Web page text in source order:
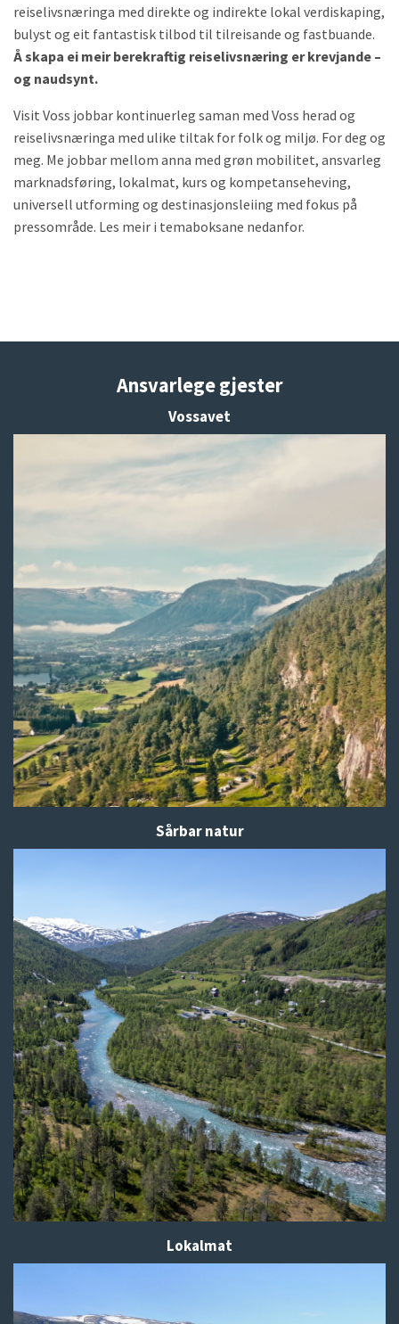
reiselivsnæringa med direkte og indirekte lokal verdiskaping,
bulyst og eit fantastisk tilbod til tilreisande og fastbuande.
Å skapa ei meir berekraftig reiselivsnæring er krevjande –
og naudsynt.
Visit Voss jobbar kontinuerleg saman med Voss herad og
reiselivsnæringa med ulike tiltak for folk og miljø. For deg og
meg. Me jobbar mellom anna med grøn mobilitet, ansvarleg
marknadsføring, lokalmat, kurs og kompetanseheving,
universell utforming og destinasjonsleiing med fokus på
pressområde. Les meir i temaboksane nedanfor.
Ansvarlege gjester
Vossavet
Sårbar natur
Lokalmat